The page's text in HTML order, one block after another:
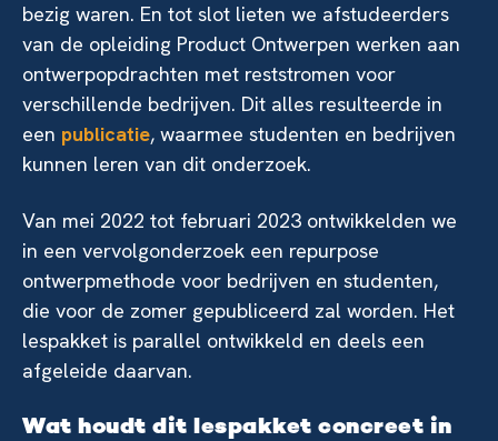
bezig waren. En tot slot lieten we afstudeerders
van de opleiding Product Ontwerpen werken aan
ontwerpopdrachten met reststromen voor
verschillende bedrijven. Dit alles resulteerde in
een publicatie, waarmee studenten en bedrijven
kunnen leren van dit onderzoek.
Van mei 2022 tot februari 2023 ontwikkelden we
in een vervolgonderzoek een repurpose
ontwerpmethode voor bedrijven en studenten,
die voor de zomer gepubliceerd zal worden. Het
lespakket is parallel ontwikkeld en deels een
afgeleide daarvan.
Wat houdt dit lespakket concreet in